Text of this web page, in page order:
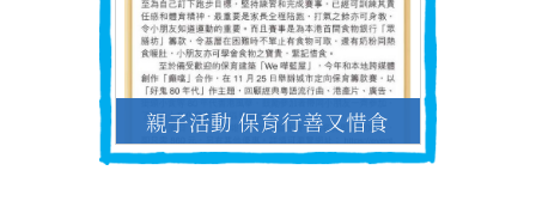
親子活動 保育行善又惜食